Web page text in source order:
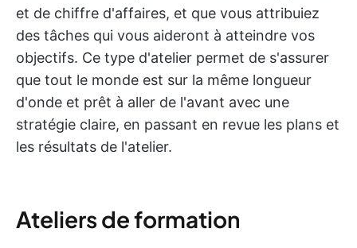
et de chiffre d'affaires, et que vous attribuiez
des tâches qui vous aideront à atteindre vos
objectifs. Ce type d'atelier permet de s'assurer
que tout le monde est sur la même longueur
d'onde et prêt à aller de l'avant avec une
stratégie claire, en passant en revue les plans et
les résultats de l'atelier.
Ateliers de formation